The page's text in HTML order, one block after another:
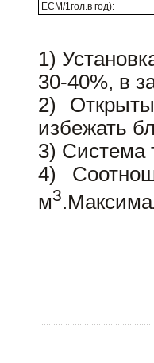
ECM/1гол.в год):
1)
30-40%, в
2)
избежать
3) Система
4)
м3